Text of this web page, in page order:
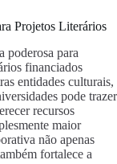
Projetos Literários
poderosa para
financiados
entidades culturais,
pode trazer
recursos
maior
não apenas
fortalece a